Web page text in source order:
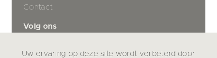
Contact
Volg ons
Uw ervaring op deze site wordt verbeterd door